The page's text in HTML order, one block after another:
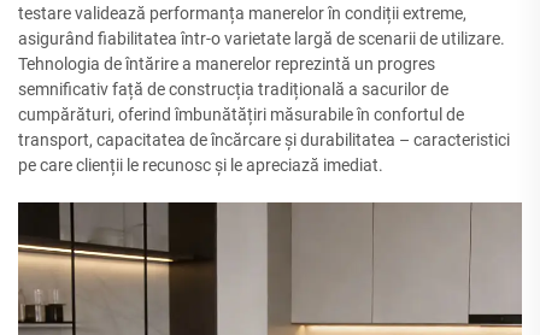
testare validează performanța manerelor în condiții extreme,
asigurând fiabilitatea într-o varietate largă de scenarii de utilizare.
Tehnologia de întărire a manerelor reprezintă un progres
semnificativ față de construcția tradițională a sacurilor de
cumpărături, oferind îmbunătățiri măsurabile în confortul de
transport, capacitatea de încărcare și durabilitatea – caracteristici
pe care clienții le recunosc și le apreciază imediat.